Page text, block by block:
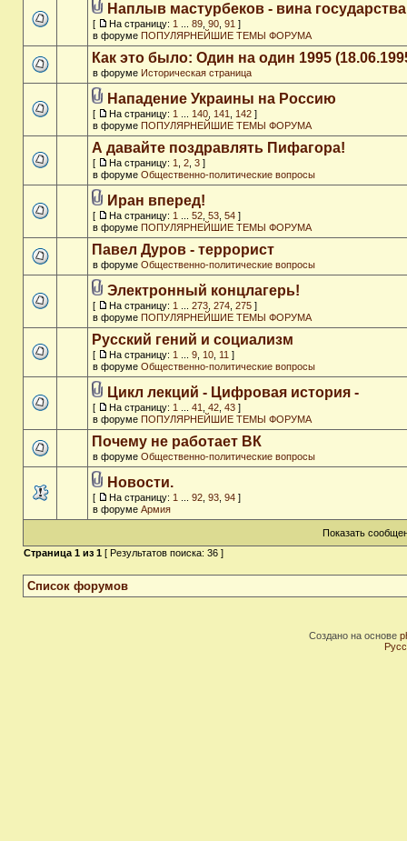
Наплыв мастурбеков - вина государства
[ На страницу: 1 89 90 91 ]
в форуме ПОПУЛЯРНЕЙШИЕ ТЕМЫ ФОРУМА
Как это было: Один на один 1995
в форуме Историческая страница
Нападение Украины на Россию
[ На страницу: 1 140 141 142 ]
в форуме ПОПУЛЯРНЕЙШИЕ ТЕМЫ ФОРУМА
А давайте поздравлять Пифагора!
[ На страницу: 1 2 3 ]
в форуме Общественно-политические вопросы
Иран вперед!
[ На страницу: 1 52 53 54 ]
в форуме ПОПУЛЯРНЕЙШИЕ ТЕМЫ ФОРУМА
Павел Дуров - террорист
в форуме Общественно-политические вопросы
Электронный концлагерь!
[ На страницу: 1 273 274 275 ]
в форуме ПОПУЛЯРНЕЙШИЕ ТЕМЫ ФОРУМА
Русский гений и социализм
[ На страницу: 1 9 10 11 ]
в форуме Общественно-политические вопросы
Цикл лекций - Цифровая история -
[ На страницу: 1 41 42 43 ]
в форуме ПОПУЛЯРНЕЙШИЕ ТЕМЫ ФОРУМА
Почему не работает ВК
в форуме Общественно-политические вопросы
Новости.
[ На страницу: 1 92 93 94 ]
в форуме Армия
Показать
Страница 1 из 1 [ Результатов поиска: 36 ]
Список форумов
Создано на основе